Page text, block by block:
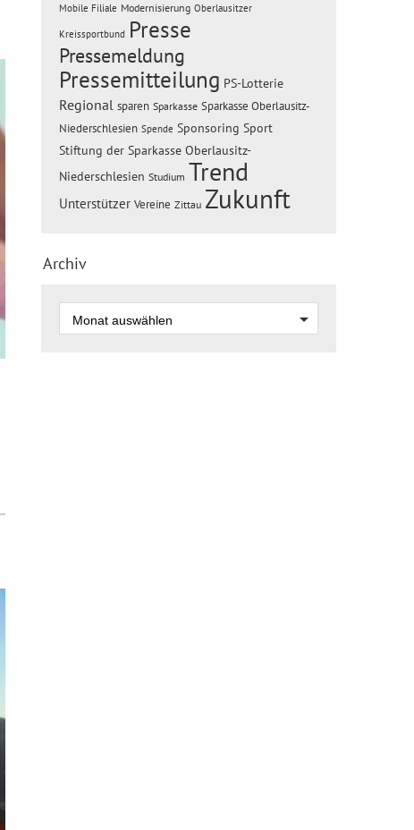
Mobile Filiale Modernisierung Oberlausitzer
Kreissportbund Presse
Pressemeldung
Pressemitteilung PS-Lotterie
Regional sparen Sparkasse Sparkasse Oberlausitz-
Niederschlesien Spende Sponsoring Sport
Stiftung der Sparkasse Oberlausitz-
Niederschlesien Studium Trend
Unterstützer Vereine Zittau Zukunft
Archiv